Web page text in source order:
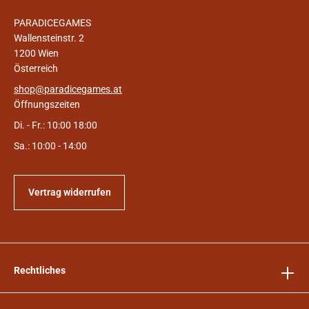
PARADICEGAMES
Wallensteinstr. 2
1200 Wien
Österreich
shop@paradicegames.at
Öffnungszeiten
Di. - Fr.: 10:00 18:00
Sa.: 10:00 - 14:00
Vertrag widerrufen
Rechtliches